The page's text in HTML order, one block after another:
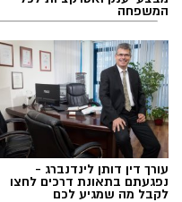
המשפחה
עורך דין דותן לינדנברג -
נפגעתם בתאונת דרכים לחצו
לקבל מה שמגיע לכם